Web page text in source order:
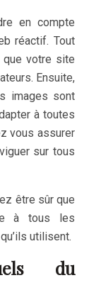
en compte
réactif. Tout
que votre site
Ensuite,
images sont
à toutes
vous assurer
sur tous
être sûr que
à tous les
utilisent.
du